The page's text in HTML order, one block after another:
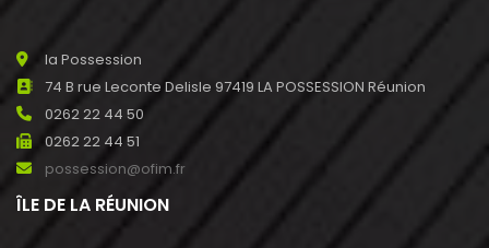
la Possession
74 B rue Leconte Delisle 97419 LA POSSESSION Réunion
0262 22 44 50
0262 22 44 51
possession@ofim.fr
ÎLE DE LA RÉUNION